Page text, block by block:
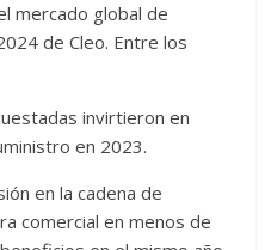
mercado global de
de Cleo. Entre los
invirtieron en
en 2023.
en la cadena de
comercial en menos de